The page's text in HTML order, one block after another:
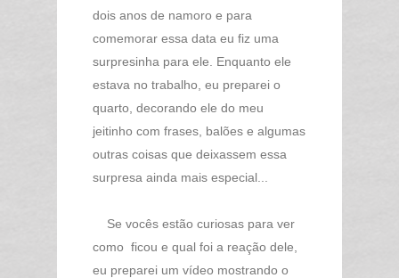
dois anos de namoro e para
comemorar essa data eu fiz uma
surpresinha para ele. Enquanto ele
estava no trabalho, eu preparei o
quarto, decorando ele do meu
jeitinho com frases, balões e algumas
outras coisas que deixassem essa
surpresa ainda mais especial...
Se vocês estão curiosas para ver
como ficou e qual foi a reação dele,
eu preparei um vídeo mostrando o